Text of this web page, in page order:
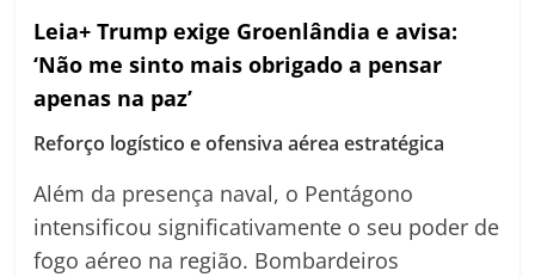
Leia+ Trump exige Groenlândia e avisa:
‘Não me sinto mais obrigado a pensar
apenas na paz’
Reforço logístico e ofensiva aérea estratégica
Além da presença naval, o Pentágono
intensificou significativamente o seu poder de
fogo aéreo na região. Bombardeiros